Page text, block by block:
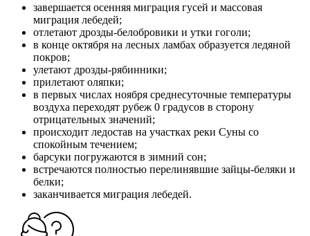
завершается осенняя миграция гусей и массовая
миграция лебедей;
отлетают дрозды-белобровики и утки гоголи;
в конце октября на лесных ламбах образуется ледяной
покров;
улетают дрозды-рябинники;
прилетают оляпки;
в первых числах ноября среднесуточные температуры
воздуха переходят рубеж 0 градусов в сторону
отрицательных значений;
происходит ледостав на участках реки Суны со
спокойным течением;
барсуки погружаются в зимний сон;
встречаются полностью перелинявшие зайцы-беляки и
белки;
заканчивается миграция лебедей.